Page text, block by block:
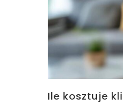
Ile kosztuje